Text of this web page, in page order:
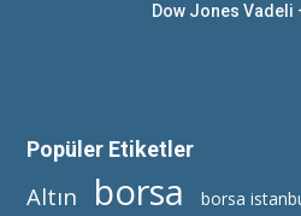
Dow Jones Vadeli
Popüler Etiketler
Altın borsa borsa